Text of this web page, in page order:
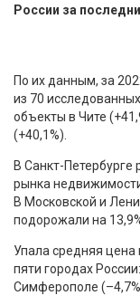
России за
По их данным, за
из 70
объекты в Чите
(+40,1%).
В Санкт-Петербурге
рынка
В Московской и
подорожали на
Упала средняя цена
пяти городах
Симферополе